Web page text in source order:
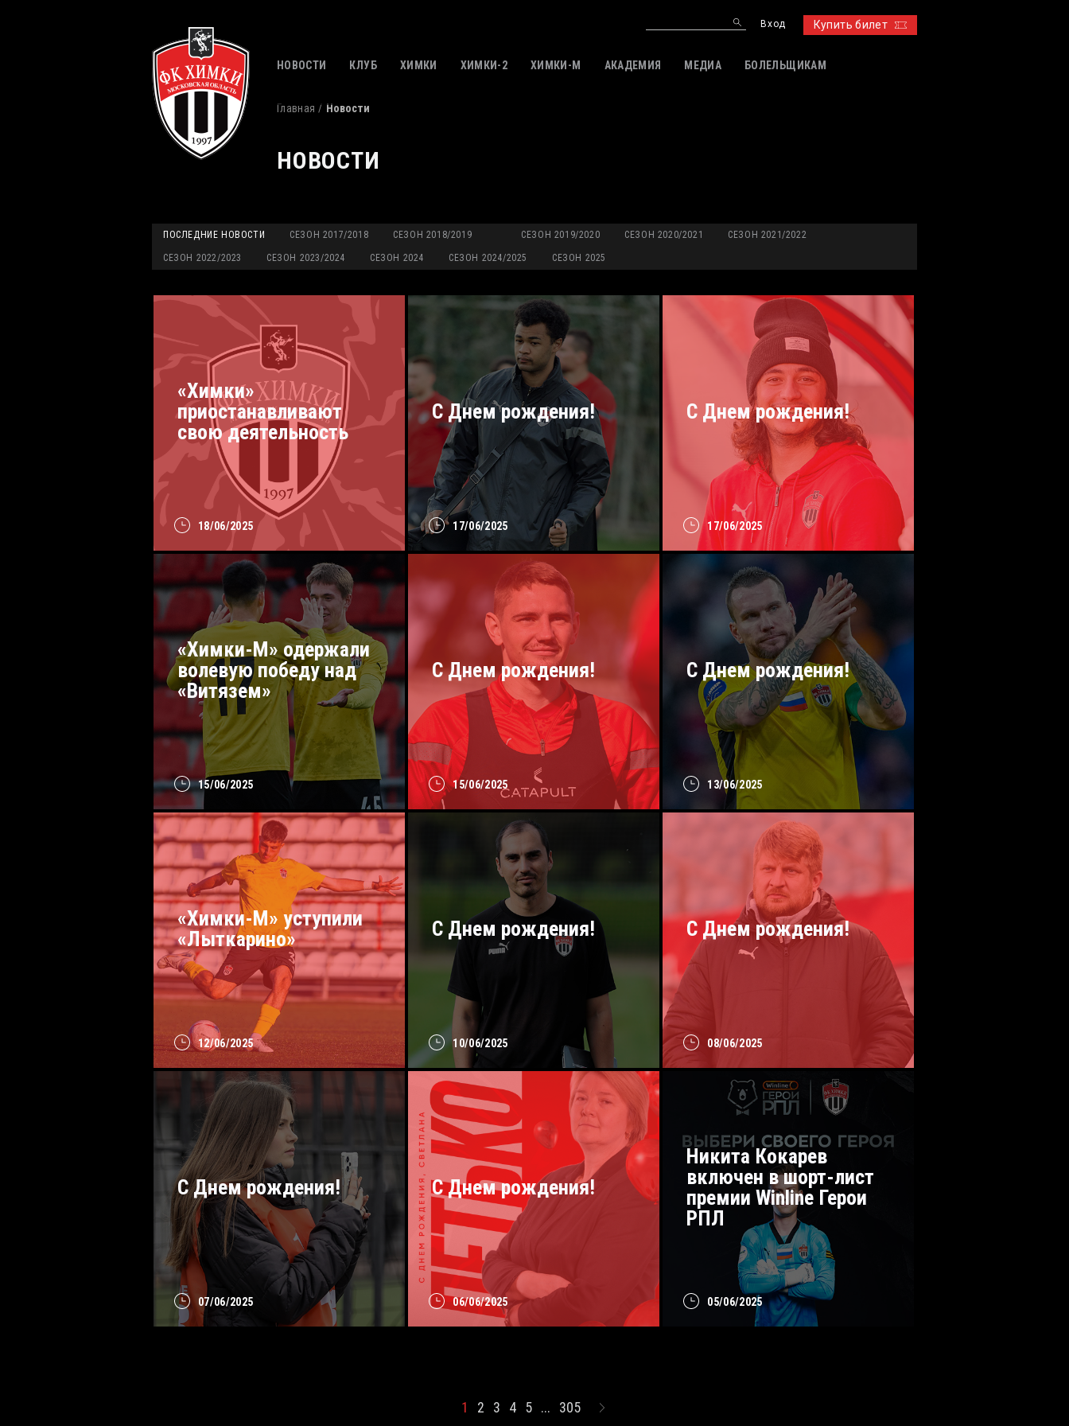
Купить билет
Вход
НОВОСТИ КЛУБ ХИМКИ ХИМКИ-2 ХИМКИ-M АКАДЕМИЯ МЕДИА БОЛЕЛЬЩИКАМ
Главная Новости
НОВОСТИ
ПОСЛЕДНИЕ НОВОСТИ СЕЗОН 2017/2018 СЕЗОН 2018/2019 СЕЗОН 2019/2020 СЕЗОН 2020/2021 СЕЗОН 2021/2022
СЕЗОН 2022/2023 СЕЗОН 2023/2024 СЕЗОН 2024 СЕЗОН 2024/2025 СЕЗОН 2025
18/06/2025
«Химки»
приостанавливают
свою деятельность
17/06/2025
С Днем рождения!
17/06/2025
С Днем рождения!
15/06/2025
«Химки-М» одержали
волевую победу над
«Витязем»
15/06/2025
С Днем рождения!
13/06/2025
C Днем рождения!
12/06/2025
«Химки-М» уступили
«Лыткарино»
10/06/2025
С Днем рождения!
08/06/2025
C Днем рождения!
07/06/2025
С Днем рождения!
06/06/2025
С Днем рождения!
05/06/2025
Никита Кокарев
включен в шорт-лист
премии Winline Герои
РПЛ
1 2 3 4 5 ... 305